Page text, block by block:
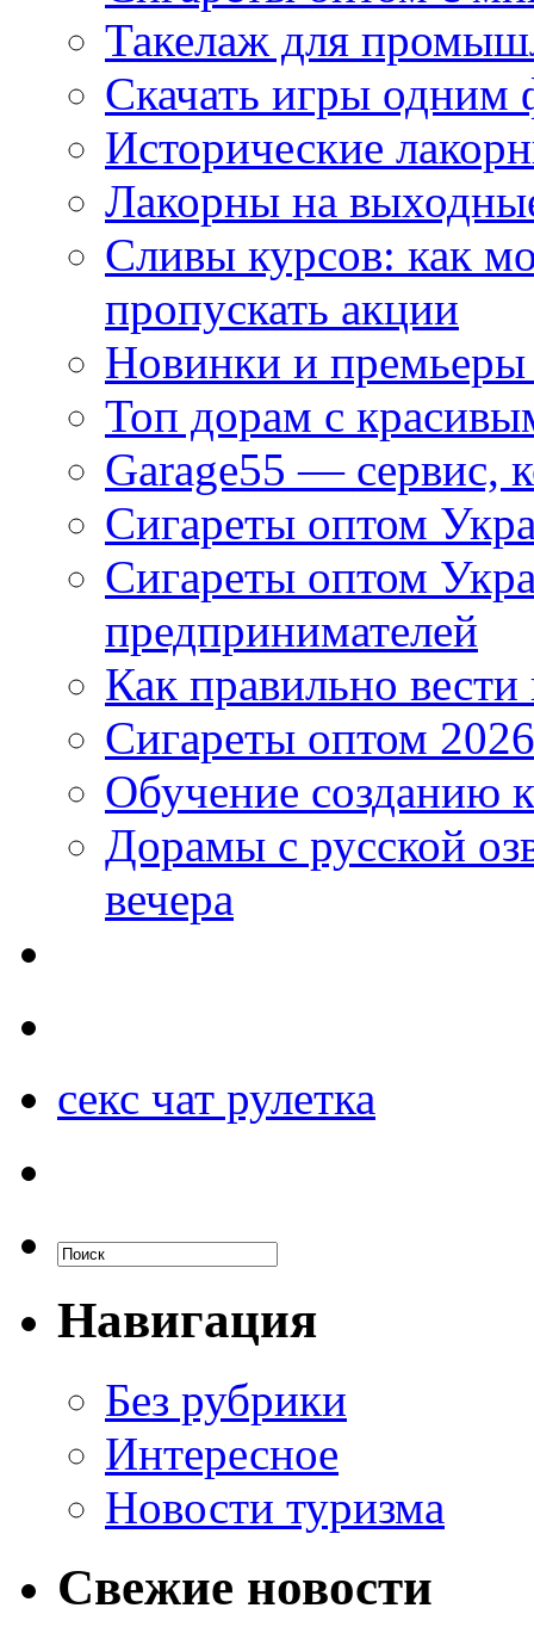
Такелаж для
Скачать игры одним
Исторические
Лакорны на
Сливы курсов: как
пропускать акции
Новинки и
Топ дорам с
Garage55 — сервис,
Сигареты оптом
Сигареты оптом
предпринимателей
Как правильно
Сигареты оптом
Обучение созданию
Дорамы с русской
вечера
секс чат рулетка
Навигация
Без рубрики
Интересное
Новости туризма
Свежие новости